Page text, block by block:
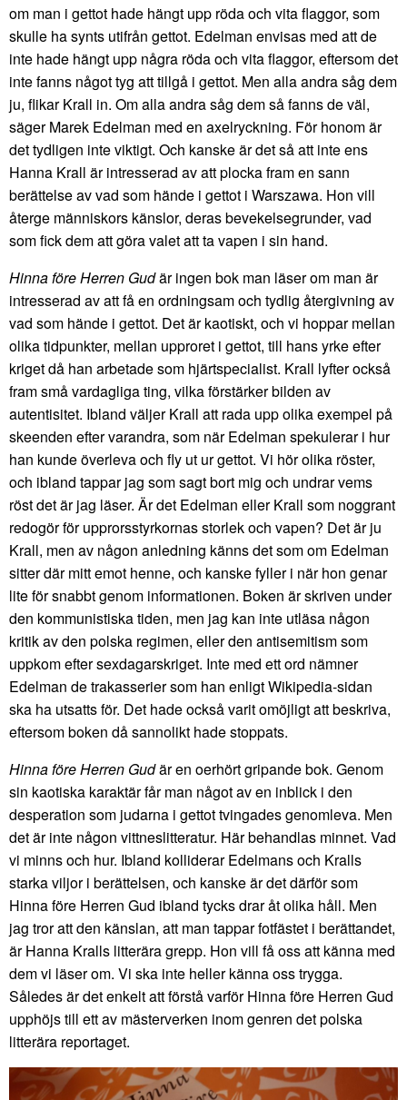
om man i gettot hade hängt upp röda och vita flaggor, som
skulle ha synts utifrån gettot. Edelman envisas med att de
inte hade hängt upp några röda och vita flaggor, eftersom det
inte fanns något tyg att tillgå i gettot. Men alla andra såg dem
ju, flikar Krall in. Om alla andra såg dem så fanns de väl,
säger Marek Edelman med en axelryckning. För honom är
det tydligen inte viktigt. Och kanske är det så att inte ens
Hanna Krall är intresserad av att plocka fram en sann
berättelse av vad som hände i gettot i Warszawa. Hon vill
återge människors känslor, deras bevekelsegrunder, vad
som fick dem att göra valet att ta vapen i sin hand.
Hinna före Herren Gudär ingen bok man läser om man är
intresserad av att få en ordningsam och tydlig återgivning av
vad som hände i gettot. Det är kaotiskt, och vi hoppar mellan
olika tidpunkter, mellan upproret i gettot, till hans yrke efter
kriget då han arbetade som hjärtspecialist. Krall lyfter också
fram små vardagliga ting, vilka förstärker bilden av
autentisitet. Ibland väljer Krall att rada upp olika exempel på
skeenden efter varandra, som när Edelman spekulerar i hur
han kunde överleva och fly ut ur gettot. Vi hör olika röster,
och ibland tappar jag som sagt bort mig och undrar vems
röst det är jag läser. Är det Edelman eller Krall som noggrant
redogör för upprorsstyrkornas storlek och vapen? Det är ju
Krall, men av någon anledning känns det som om Edelman
sitter där mitt emot henne, och kanske fyller i när hon genar
lite för snabbt genom informationen. Boken är skriven under
den kommunistiska tiden, men jag kan inte utläsa någon
kritik av den polska regimen, eller den antisemitism som
uppkom efter sexdagarskriget. Inte med ett ord nämner
Edelman de trakasserier som han enligt Wikipedia-sidan
ska ha utsatts för. Det hade också varit omöjligt att beskriva,
eftersom boken då sannolikt hade stoppats.
Hinna före Herren Gudär en oerhört gripande bok. Genom
sin kaotiska karaktär får man något av en inblick i den
desperation som judarna i gettot tvingades genomleva. Men
det är inte någon vittneslitteratur. Här behandlas minnet. Vad
vi minns och hur. Ibland kolliderar Edelmans och Kralls
starka viljor i berättelsen, och kanske är det därför som
Hinna före Herren Gud ibland tycks drar åt olika håll. Men
jag tror att den känslan, att man tappar fotfästet i berättandet,
är Hanna Kralls litterära grepp. Hon vill få oss att känna med
dem vi läser om. Vi ska inte heller känna oss trygga.
Således är det enkelt att förstå varför Hinna före Herren Gud
upphöjs till ett av mästerverken inom genren det polska
litterära reportaget.